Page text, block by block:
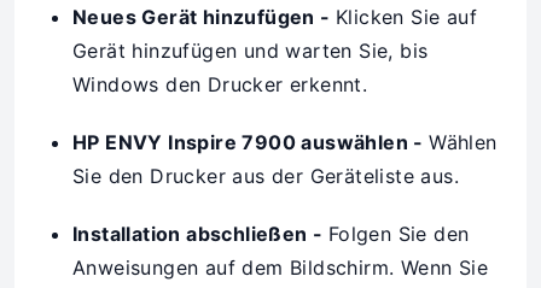
Neues Gerät hinzufügen - Klicken Sie auf
Gerät hinzufügen und warten Sie, bis
Windows den Drucker erkennt.
HP ENVY Inspire 7900 auswählen -Wählen
Sie den Drucker aus der Geräteliste aus.
Installation abschließen - Folgen Sie den
Anweisungen auf dem Bildschirm. Wenn Sie